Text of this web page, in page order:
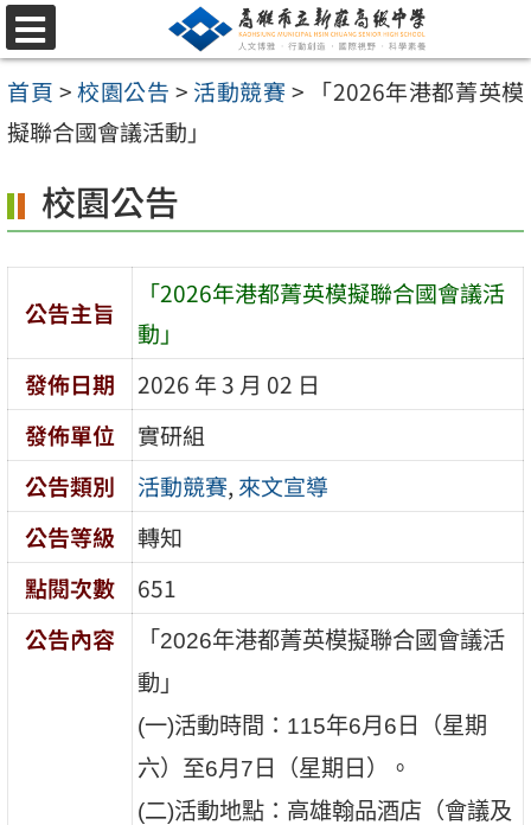
跳
至
主
要
容
區
選
單
首頁 >校園公告 > 活動競賽 >
「2026年港都菁英模
擬聯合國會議活動」
校園公告
公告主旨
「2026年港都菁英模擬聯合國會議活
動」
發佈日期
2026 年 3 月 02 日
發佈單位
實研組
公告類別
活動競賽,來文宣導
公告等級
轉知
點閱次數
651
公告內容
「2026年港都菁英模擬聯合國會議活
動」
(一)活動時間：115年6月6日（星期
六）至6月7日（星期日）。
(二)活動地點：高雄翰品酒店（會議及